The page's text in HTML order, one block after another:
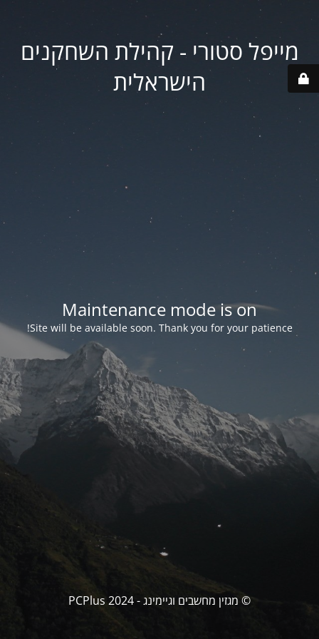
מייפל סטורי - קהילת השחקנים
הישראלית
Maintenance mode is on
Site will be available soon. Thank you for your patience!
© מגזין מחשבים וגיימינג - PCPlus 2024